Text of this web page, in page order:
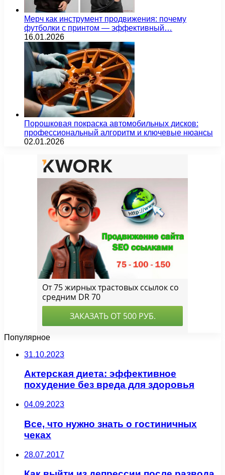
Мерч как инструмент продвижения: почему
футболки с принтом — эффективный…
16.01.2026
Порошковая покраска автомобильных дисков:
профессиональный алгоритм и ключевые нюансы
02.01.2026
Популярное
31.10.2023
Актерская диета: эффективное
похудение без вреда для здоровья
04.09.2023
Все, что нужно знать о гостиничных
чеках
28.07.2017